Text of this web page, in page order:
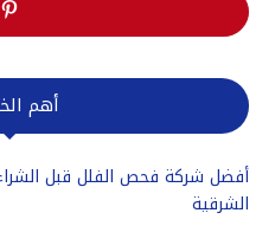
أهم
أفضل شركة فحص الفلل قبل
الشرقية